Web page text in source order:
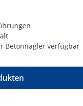
Betonnagler verfügbar